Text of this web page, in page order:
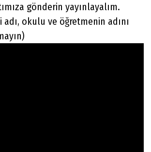
gönderin yayınlayalım.
okulu ve öğretmenin adını